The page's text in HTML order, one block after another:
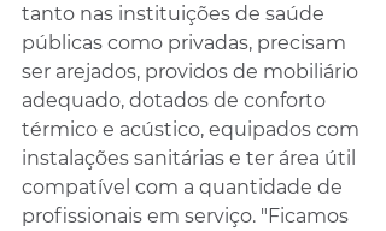
tanto nas instituições de saúde
públicas como privadas, precisam
ser arejados, providos de mobiliário
adequado, dotados de conforto
térmico e acústico, equipados com
instalações sanitárias e ter área útil
compatível com a quantidade de
profissionais em serviço. "Ficamos